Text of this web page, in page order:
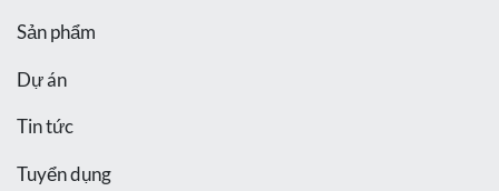
Sản phẩm
Dự án
Tin tức
Tuyển dụng